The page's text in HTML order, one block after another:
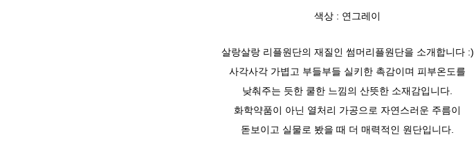
색상 : 연그레이
살랑살랑 리플원단의 재질인 썸머리플원단을 소개합니다 :)
사각사각 가볍고 부들부들 실키한 촉감이며 피부온도를
낮춰주는 듯한 쿨한 느낌의 산뜻한 소재감입니다.
화학약품이 아닌 열처리 가공으로 자연스러운 주름이
돋보이고 실물로 봤을 때 더 매력적인 원단입니다.